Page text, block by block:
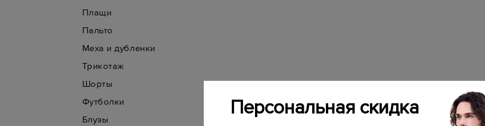
Плащи
Пальто
Меха и дубленки
Трикотаж
Шорты
Футболки
Блузы
Персональная скидка